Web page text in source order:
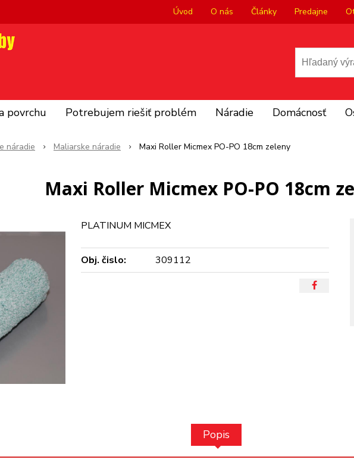
Úvod O nás Články Predajne
povrchu Potrebujem riešiť problém Náradie Domácnosť
náradie Maliarske náradie Maxi Roller Micmex PO-PO 18cm zeleny
Maxi Roller Micmex PO-PO 18cm
PLATINUM MICMEX
Obj. čislo: 309112
Popis